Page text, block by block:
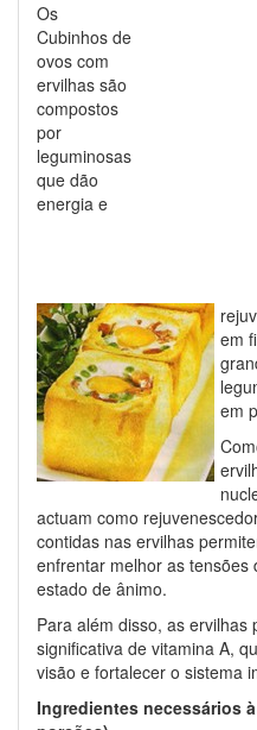
Os
Cubinhos de
ovos com
ervilhas são
compostos
por
leguminosas
que dão
energia e
em
em
actuam como
contidas nas ervilhas
enfrentar melhor as tensões
estado de ânimo.
Para além disso, as
significativa de vitamina A,
visão e fortalecer o sistema
Ingredientes necessários